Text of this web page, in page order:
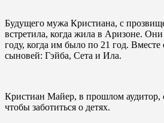
Будущего мужа Кристиана, с
встретила, когда жила в Аризоне.
году, когда им было по 21 год.
сыновей: Гэйба, Сета и Ила.
Кристиан Майер, в прошлом аудитор,
чтобы заботиться о детях.